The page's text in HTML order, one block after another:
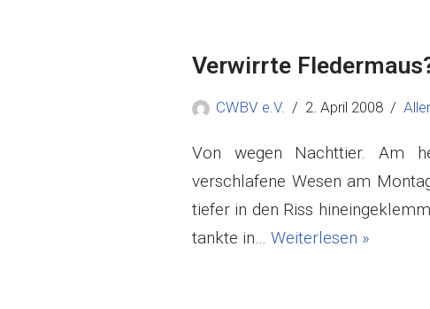
Verwirrte
CWBV e.V. 2. April 2008
Von wegen Nachttier. Am
verschlafene Wesen am
tiefer in den Riss
tankte in… Weiterlesen »